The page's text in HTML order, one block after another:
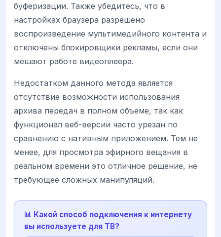
буферизации. Также убедитесь, что в
настройках браузера разрешено
воспроизведение мультимедийного контента и
отключены блокировщики рекламы, если они
мешают работе видеоплеера.
Недостатком данного метода является
отсутствие возможности использования
архива передач в полном объеме, так как
функционал веб-версии часто урезан по
сравнению с нативным приложением. Тем не
менее, для просмотра эфирного вещания в
реальном времени это отличное решение, не
требующее сложных манипуляций.
📊 Какой способ подключения к интернету
вы используете для ТВ?